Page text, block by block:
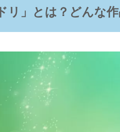
リ」とは？どんな